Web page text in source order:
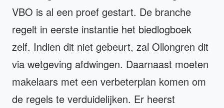
VBO is al een proef gestart. De branche
regelt in eerste instantie het biedlogboek
zelf. Indien dit niet gebeurt, zal Ollongren dit
via wetgeving afdwingen. Daarnaast moeten
makelaars met een verbeterplan komen om
de regels te verduidelijken. Er heerst